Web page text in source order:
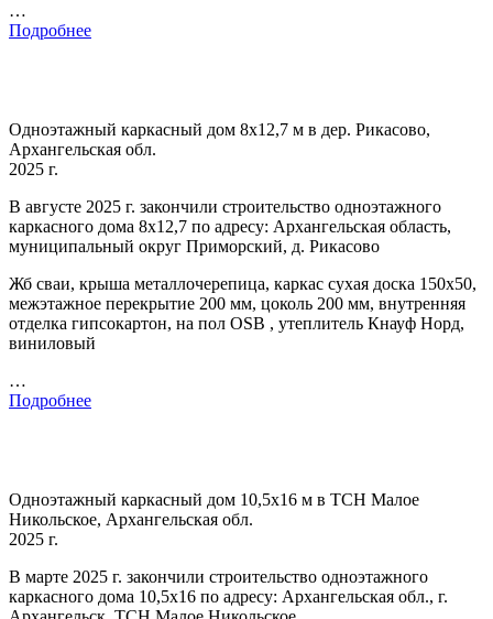
…
Подробнее
Одноэтажный каркасный дом 8х12,7 м в дер. Рикасово,
Архангельская обл.
2025 г.
В августе 2025 г. закончили строительство одноэтажного
каркасного дома 8х12,7 по адресу: Архангельская область,
муниципальный округ Приморский, д. Рикасово
Жб сваи, крыша металлочерепица, каркас сухая доска 150х50,
межэтажное перекрытие 200 мм, цоколь 200 мм, внутренняя
отделка гипсокартон, на пол OSB , утеплитель Кнауф Норд,
виниловый
…
Подробнее
Одноэтажный каркасный дом 10,5х16 м в ТСН Малое
Никольское, Архангельская обл.
2025 г.
В марте 2025 г. закончили строительство одноэтажного
каркасного дома 10,5х16 по адресу: Архангельская обл., г.